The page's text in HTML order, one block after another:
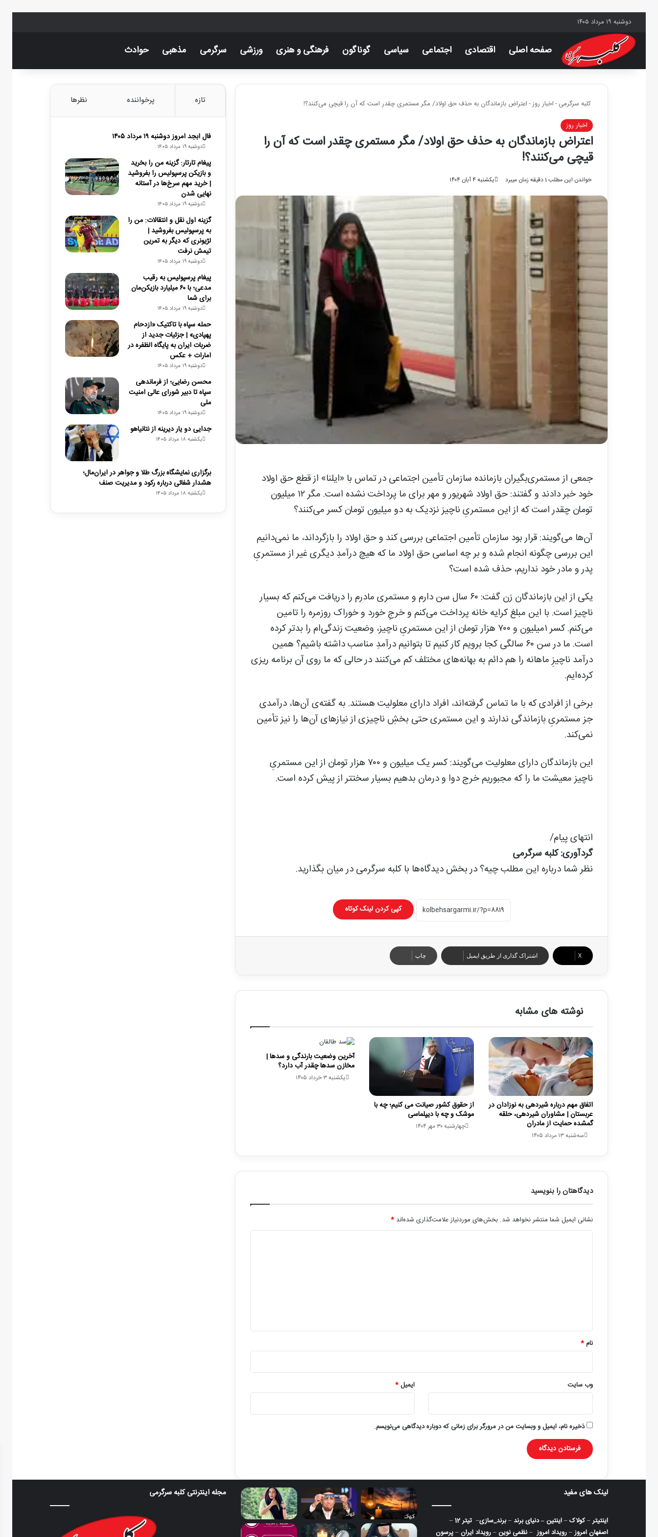
دوشنبه ۱۹ مرداد ۱۴۰۵
صفحه اصلی اقتصادی اجتماعی سیاسی گوناگون فرهنگی و هنری ورزشی سرگرمی مذهبی حوادث
کلبه سرگرمی-اخبار روز-اعتراض بازماندگان به حذف حق اولاد/ مگر مستمری چقدر است که آن را قیچی می‌کنند؟!
اخبار روز
اعتراض بازماندگان به حذف حق اولاد/ مگر مستمری چقدر است که آن را
قیچی می‌کنند؟!
یکشنبه ۴ آبان ۱۴۰۴ خواندن این مطلب 1 دقیقه زمان میبرد
جمعی از مستمری‌بگیران بازمانده سازمان تأمین اجتماعی در تماس با «ایلنا» از قطع حق اولاد
خود خبر دادند و گفتند: حق اولاد شهریور و مهر برای ما پرداخت نشده است. مگر ۱۲ میلیون
تومان چقدر است که از این مستمریِ ناچیز نزدیک به دو میلیون تومان کسر می‌کنند؟
آن‌ها می‌گویند: قرار بود سازمان تأمین اجتماعی بررسی کند و حق اولاد را بازگرداند، ما نمی‌دانیم
این بررسی چگونه انجام شده و بر چه اساسی حق اولاد ما که هیچ درآمدِ دیگری غیر از مستمریِ
پدر و مادر خود نداریم، حذف شده است؟
یکی از این بازماندگان زن گفت: ۶۰ سال سن دارم و مستمری مادرم را دریافت می‌کنم که بسیار
ناچیز است. با این مبلغ کرایه خانه پرداخت می‌کنم و خرجِ خورد و خوراک روزمره را تامین
می‌کنم. کسر ۱میلیون و ۷۰۰ هزار تومان از این مستمریِ ناچیز، وضعیت زندگی‌ام را بدتر کرده
است. ما در سن ۶۰ سالگی کجا برویم کار کنیم تا بتوانیم درآمدِ مناسب داشته باشیم؟ همین
درآمد ناچیزِ ماهانه را هم دائم به بهانه‌های مختلف کم می‌کنند در حالی که ما روی آن برنامه ریزی
کرده‌ایم.
برخی از افرادی که با ما تماس گرفته‌اند، افراد دارای معلولیت هستند. به گفته‌ی آن‌ها، درآمدی
جز مستمریِ بازماندگی ندارند و این مستمری حتی بخشِ ناچیزی از نیازهای آن‌ها را نیز تأمین
نمی‌کند.
این بازماندگان دارای معلولیت می‌گویند: کسر یک میلیون و ۷۰۰ هزار تومان از این مستمریِ
ناچیز معیشت ما را که مجبوریم خرج دوا و درمان بدهیم بسیار سختتر از پیش کرده است.
انتهای پیام/
گردآوری: کلبه سرگرمی
نظر شما درباره این مطلب چیه؟ در بخش دیدگاه‌ها با کلبه سرگرمی در میان بگذارید.
کپی کردن لینک کوتاه
X اشتراک گذاری از طریق ایمیل چاپ
نوشته های مشابه
آخرین وضعیت بارندگی و سدها |
مخازن سدها چقدر آب دارد؟
یکشنبه ۳ خرداد ۱۴۰۵
از حقوق کشور صیانت می کنیم؛ چه با
موشک و چه با دیپلماسی
چهارشنبه ۳۰ مهر ۱۴۰۴
اتفاق مهم درباره شیردهی به نوزادان در
عربستان | مشاوران شیردهی، حلقه
گمشده حمایت از مادران
سه‌شنبه ۱۳ مرداد ۱۴۰۵
دیدگاهتان را بنویسید
نشانی ایمیل شما منتشر نخواهد شد. بخش‌های موردنیاز علامت‌گذاری شده‌اند *
نام*
ایمیل* وب‌ سایت
ذخیره نام، ایمیل و وبسایت من در مرورگر برای زمانی که دوباره دیدگاهی می‌نویسم.
تازه پرخواننده نظرها
فال ابجد امروز دوشنبه ۱۹ مرداد ۱۴۰۵
دوشنبه ۱۹ مرداد ۱۴۰۵
پیغام تارتار: گزینه من را بخرید
و بازیکن پرسپولیس را بفروشید
| خرید مهم سرخ‌ها در آستانه
نهایی شدن
دوشنبه ۱۹ مرداد ۱۴۰۵
گزینه اول نقل و انتقالات: من را
به پرسپولیس بفروشید |
لژیونری که دیگر به تمرین
تیمش نرفت
دوشنبه ۱۹ مرداد ۱۴۰۵
پیغام پرسپولیس به رقیب
مدعی؛ با ۶۰ میلیارد بازیکن‌مان
برای شما
دوشنبه ۱۹ مرداد ۱۴۰۵
حمله سپاه با تاکتیک «ازدحام
پهپادی» | جزئیات جدید از
ضربات ایران به پایگاه الظفره در
امارات + عکس
دوشنبه ۱۹ مرداد ۱۴۰۵
محسن رضایی؛ از فرماندهی
سپاه تا دبیر شورای عالی امنیت
ملی
دوشنبه ۱۹ مرداد ۱۴۰۵
جدایی دو یار دیرینه از نتانیاهو
یکشنبه ۱۸ مرداد ۱۴۰۵
برگزاری نمایشگاه بزرگ طلا و جواهر در ایران‌مال؛
هشدار شفائی درباره رکود و مدیریت صنف
یکشنبه ۱۸ مرداد ۱۴۰۵
مجله اینترنتی کلبه سرگرمی لینک های مفید
اینتیتر–کولاک–اینتین–دنیای برند–برند_سازی–تیتر 12
–
اصفهان امروز–رویداد امروز–نظمی نوین–رویداد ایران–پرسون